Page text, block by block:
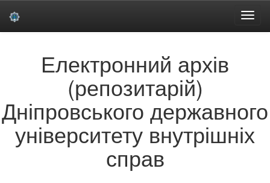
Електронний архів
(репозитарій)
Дніпровського державного
університету внутрішніх
справ